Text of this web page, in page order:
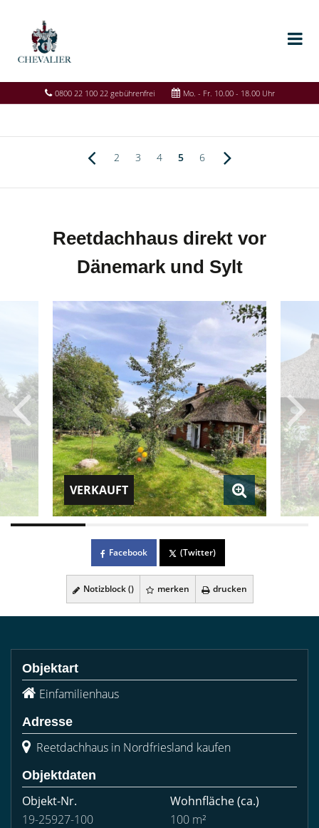
0800 22 100 22 gebührenfrei Mo. - Fr. 10.00 - 18.00 Uhr
2 3 4 5 6
Reetdachhaus direkt vor
Dänemark und Sylt
VERKAUFT
Facebook (Twitter)
Notizblock () merken drucken
Objektart
Einfamilienhaus
Adresse
Reetdachhaus in Nordfriesland kaufen
Objektdaten
Objekt-Nr.
19-25927-100
Wohnfläche(ca.)
100 m²